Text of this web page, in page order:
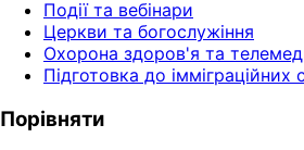
Події та вебінари
Церкви та богослужіння
Охорона здоров'я та
Підготовка до імміграційних
Порівняти